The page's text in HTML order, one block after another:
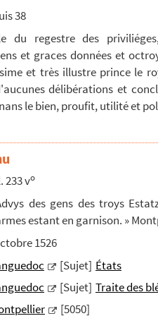
les aultres (hostes)...
les Venissiens,...
des troy...
Lenguedoc pour ratif...
nul temps dens ...
1530. — « Copie...
de provision ny ...
ou leurs d...
privilége de non cont...
et prohibition à t...
cent trente, tou...
les gens qui sero...
sénéchalz et a...
du pays de...
38
du regestre des
et graces données et
et très illustre prince le
délibérations et
le bien, proufit, utilité et
233 vo
des gens des troys
estant en garnison. »
1526
[Sujet] États
[Sujet] Traite des
[5050]